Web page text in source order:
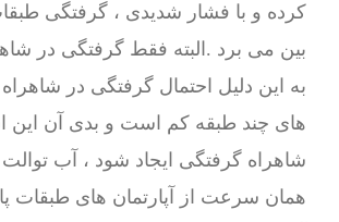
کرده و با فشار شدیدی ، گرفتگی طبقات
بین می برد .البته فقط گرفتگی در
به این دلیل احتمال گرفتگی در شاهراه
های چند طبقه کم است و بدی آن این
شاهراه گرفتگی ایجاد شود ، آب توالت
همان سرعت از آپارتمان های طبقات